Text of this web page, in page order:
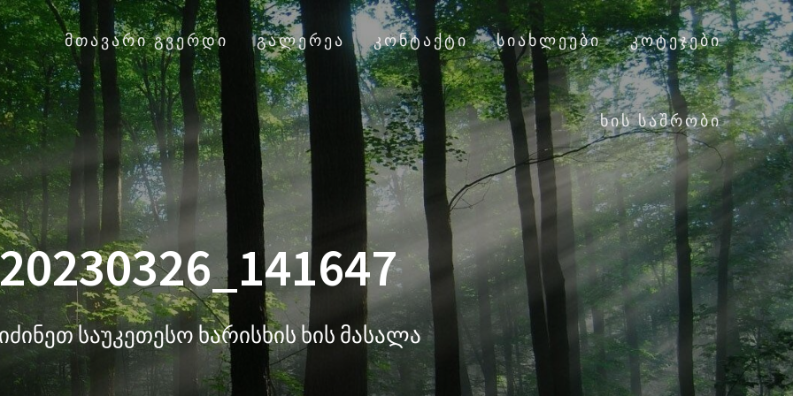
ᲛᲗᲐᲕᲐᲠᲘ ᲒᲕᲔᲠᲓᲘ ᲒᲐᲚᲔᲠᲔᲐ ᲙᲝᲜᲢᲐᲥᲢᲘ ᲡᲘᲐᲮᲚᲔᲔᲑᲘ ᲙᲝᲢᲔᲯᲔᲑᲘ
ᲮᲘᲡ ᲡᲐᲨᲠᲝᲑᲘ
20230326_141647
საუკეთესო ხარისხის ხის მასალა